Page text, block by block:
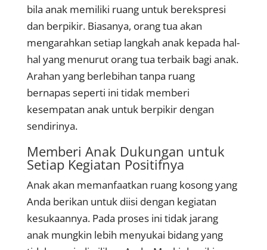
bila anak memiliki ruang untuk berekspresi
dan berpikir. Biasanya, orang tua akan
mengarahkan setiap langkah anak kepada hal-
hal yang menurut orang tua terbaik bagi anak.
Arahan yang berlebihan tanpa ruang
bernapas seperti ini tidak memberi
kesempatan anak untuk berpikir dengan
sendirinya.
Memberi Anak Dukungan untuk
Setiap Kegiatan Positifnya
Anak akan memanfaatkan ruang kosong yang
Anda berikan untuk diisi dengan kegiatan
kesukaannya. Pada proses ini tidak jarang
anak mungkin lebih menyukai bidang yang